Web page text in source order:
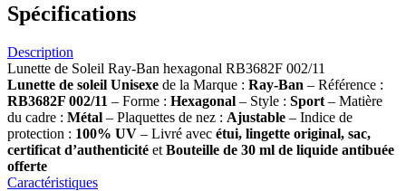
Spécifications
Description
Lunette de Soleil Ray-Ban hexagonal RB3682F 002/11
Lunette de soleil Unisexe de la Marque : Ray-Ban – Référence :
RB3682F 002/11 – Forme : Hexagonal – Style : Sport – Matière
du cadre : Métal – Plaquettes de nez : Ajustable – Indice de
protection : 100% UV – Livré avec étui, lingette original, sac,
certificat d’authenticité et Bouteille de 30 ml de liquide antibuée
offerte
Caractéristiques